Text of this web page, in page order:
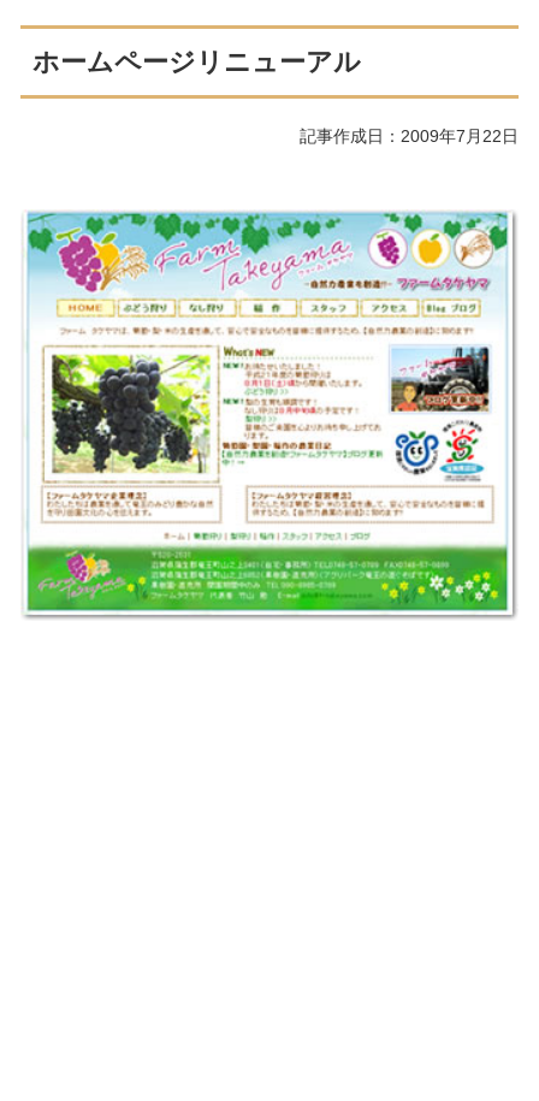
ホームページリニューアル
記事作成日：2009年7月22日